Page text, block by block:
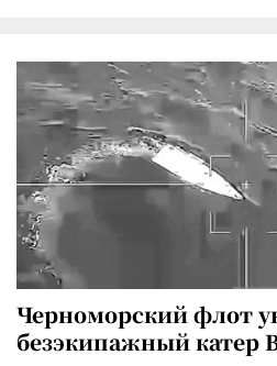
Черноморский флот
безэкипажный катер